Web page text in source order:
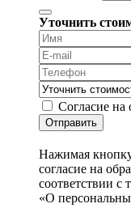
Уточнить
Согласие на
Отправить
Нажимая
согласие на
соответствии с
«О